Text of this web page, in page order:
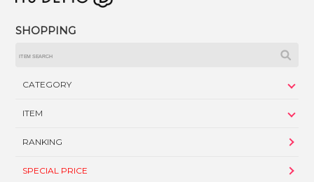
SHOPPING
CATEGORY
ITEM
RANKING
SPECIAL PRICE